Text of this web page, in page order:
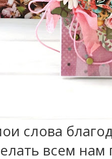
слова
всем